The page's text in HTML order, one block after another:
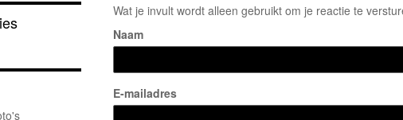
Wat je invult wordt alleen gebruikt om je reactie te
Naam
E-mailadres